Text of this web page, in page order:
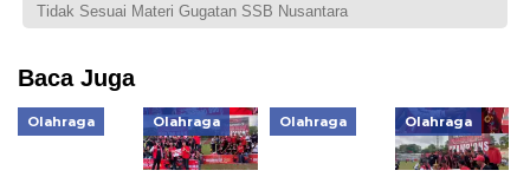
Tidak Sesuai Materi Gugatan SSB Nusantara
Baca Juga
Olahraga Olahraga Olahraga Olahraga